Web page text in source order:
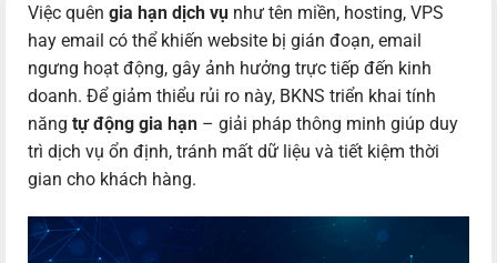
Việc quên gia hạn dịch vụ như tên miền, hosting, VPS
hay email có thể khiến website bị gián đoạn, email
ngưng hoạt động, gây ảnh hưởng trực tiếp đến kinh
doanh. Để giảm thiểu rủi ro này, BKNS triển khai tính
năng tự động gia hạn – giải pháp thông minh giúp duy
trì dịch vụ ổn định, tránh mất dữ liệu và tiết kiệm thời
gian cho khách hàng.